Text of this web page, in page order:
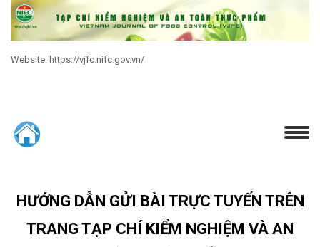
Website: https://vjfc.nifc.gov.vn/
HƯỚNG DẪN GỬI BÀI TRỰC TUYẾN TRÊN
TRANG TẠP CHÍ KIỂM NGHIỆM VÀ AN